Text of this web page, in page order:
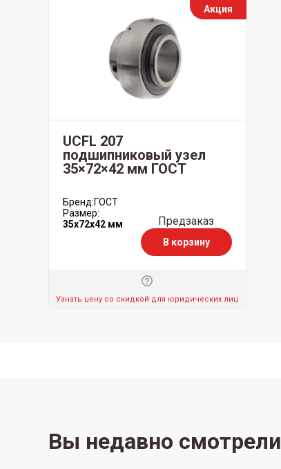
Акция
UCFL 207
подшипниковый узел
35×72×42 мм ГОСТ
Бренд:ГОСТ
Размер:
35x72x42 мм
Предзаказ
В корзину
Узнать цену со скидкой для юридических лиц
Вы недавно смотрели